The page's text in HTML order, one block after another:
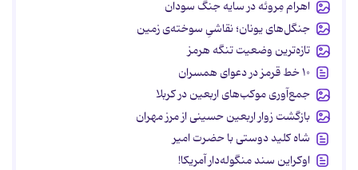
اهرام مِروئه در سایه جنگ سودان
جنگل‌های یونان؛ نقاشیِ سوخته‌ی زمین
تازه‌ترین وضعیت تنگه هرمز
۱۰ خط قرمز در دعوای همسران
جمع‌آوری موکب‌های اربعین در کربلا
بازگشت زوار اربعین حسینی از مرز مهران
شاه کلید دوستی با حضرت امیر
اوکراین سند منگوله‌دار آمریکا!